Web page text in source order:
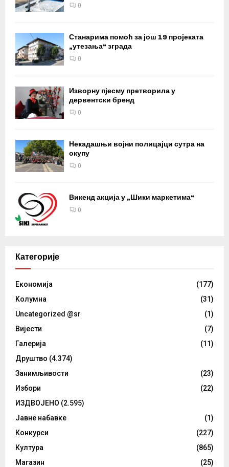
0
Станарима помоћ за још 19 пројеката
„утезања“ зграда
0
Изворну пјесму претворила у
дервентски бренд
0
Некадашњи војни полицајци сутра на
окупу
0
Викенд акција у „Шики маркетима“
0
Категорије
Eкономија
(177)
Kолумнa
(31)
Uncategorized @sr
(1)
Вијести
(7)
Галерија
(11)
Друштво (4.374)
Занимљивости
(23)
Избори
(22)
ИЗДВОЈЕНО (2.595)
Јавне набавке
(1)
Конкурси
(227)
Култура
(865)
Магазин
(25)